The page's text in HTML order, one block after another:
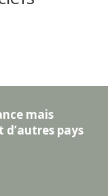
mais
d’autres pays